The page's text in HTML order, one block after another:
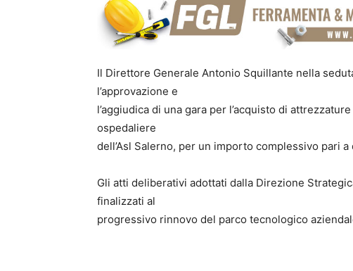
Il Direttore Generale Antonio Squillante nella
l’approvazione e
l’aggiudica di una gara per l’acquisto di
ospedaliere
dell’Asl Salerno, per un importo complessivo pari
Gli atti deliberativi adottati dalla Direzione
finalizzati al
progressivo rinnovo del parco tecnologico